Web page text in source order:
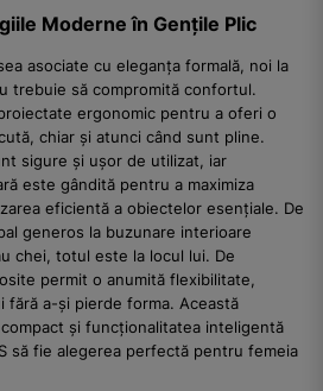
Moderne în Gențile Plic
asociate cu eleganța formală, noi la
trebuie să compromită confortul.
ergonomic pentru a oferi o
chiar și atunci când sunt pline.
sigure și ușor de utilizat, iar
este gândită pentru a maximiza
eficientă a obiectelor esențiale. De
generos la buzunare interioare
chei, totul este la locul lui. De
permit o anumită flexibilitate,
a-și pierde forma. Această
și funcționalitatea inteligentă
să fie alegerea perfectă pentru femeia